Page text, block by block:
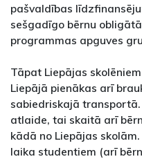
pašvaldības
sešgadīgo bērnu
programmas apguves
Tāpat Liepājas
Liepājā pienākas arī
sabiedriskajā transportā.
atlaide, tai skaitā arī
kādā no Liepājas
laika studentiem (arī